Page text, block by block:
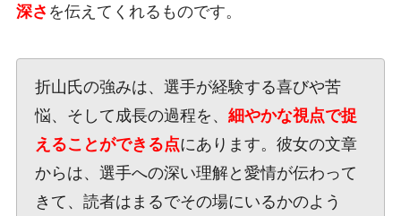
深さ を伝えてくれるものです。
折山氏の強みは、選手が経験する喜びや苦
悩、そして成長の過程を、 細やかな視点で捉
えることができる点にあります。彼女の文章
からは、選手への深い理解と愛情が伝わって
きて、読者はまるでその場にいるかのよう